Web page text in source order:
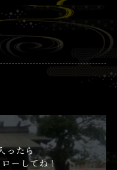
ったら
ーしてね！